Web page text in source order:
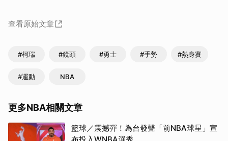
查看原始文章
#柯瑞 #鏡頭 #勇士 #手勢 #熱身賽
#運動 NBA
更多NBA相關文章
籃球／震撼彈！為台發聲「前NBA球星」宣